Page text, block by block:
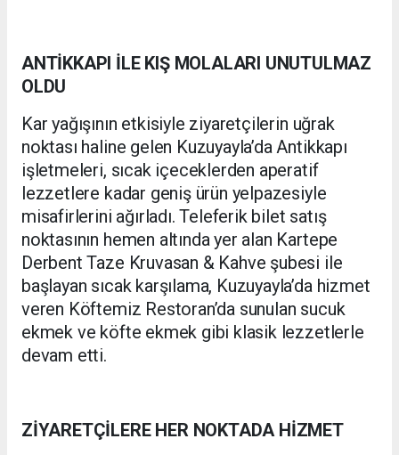
ANTİKKAPI İLE KIŞ MOLALARI UNUTULMAZ
OLDU
Kar yağışının etkisiyle ziyaretçilerin uğrak
noktası haline gelen Kuzuyayla’da Antikkapı
işletmeleri, sıcak içeceklerden aperatif
lezzetlere kadar geniş ürün yelpazesiyle
misafirlerini ağırladı. Teleferik bilet satış
noktasının hemen altında yer alan Kartepe
Derbent Taze Kruvasan & Kahve şubesi ile
başlayan sıcak karşılama, Kuzuyayla’da hizmet
veren Köftemiz Restoran’da sunulan sucuk
ekmek ve köfte ekmek gibi klasik lezzetlerle
devam etti.
ZİYARETÇİLERE HER NOKTADA HİZMET